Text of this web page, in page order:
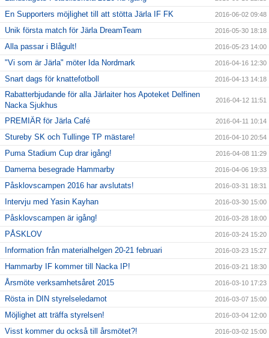
En Supporters möjlighet till att stötta Järla IF FK 2016-06-02 09:48
Unik första match för Järla DreamTeam 2016-05-30 18:18
Alla passar i Blågult! 2016-05-23 14:00
"Vi som är Järla" möter Ida Nordmark 2016-04-16 12:30
Snart dags för knattefotboll 2016-04-13 14:18
Rabatterbjudande för alla Järlaiter hos Apoteket Delfinen
Nacka Sjukhus
2016-04-12 11:51
PREMIÄR för Järla Café 2016-04-11 10:14
Stureby SK och Tullinge TP mästare! 2016-04-10 20:54
Puma Stadium Cup drar igång! 2016-04-08 11:29
Damerna besegrade Hammarby 2016-04-06 19:33
Påsklovscampen 2016 har avslutats! 2016-03-31 18:31
Intervju med Yasin Kayhan 2016-03-30 15:00
Påsklovscampen är igång! 2016-03-28 18:00
PÅSKLOV 2016-03-24 15:20
Information från materialhelgen 20-21 februari 2016-03-23 15:27
Hammarby IF kommer till Nacka IP! 2016-03-21 18:30
Årsmöte verksamhetsåret 2015 2016-03-10 17:23
Rösta in DIN styrelseledamot 2016-03-07 15:00
Möjlighet att träffa styrelsen! 2016-03-04 12:00
Visst kommer du också till årsmötet?! 2016-03-02 15:00